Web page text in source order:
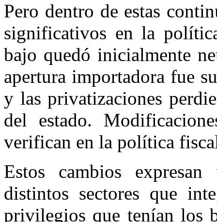
Pero dentro de estas
significativos en la
bajo quedó inicialmente
apertura importadora fue
y las privatizaciones
del estado.
verifican en la política
Estos cambios
distintos sectores que
privilegios que tenían los